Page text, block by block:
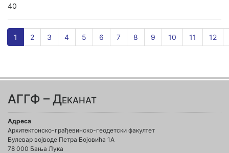
40
1 2 3 4 5 6 7 8 9 10 11 12
АГГФ – Деканат
Адреса
Архитектонско-грађевинско-геодетски факултет
Булевар војводе Петра Бојовића 1A
78 000 Бања Лука